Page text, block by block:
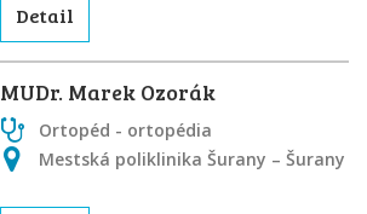
Detail
MUDr. Marek Ozorák
Ortopéd - ortopédia
Mestská poliklinika Šurany – Šurany